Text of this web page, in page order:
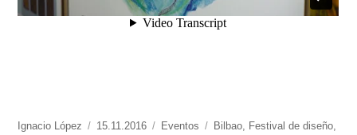
https://www.experimenta.es/author/nacho-
Ignacio López
Publicado
15.11.2016 Categorías
Eventos Etiquetas
Bilbao Festival de diseño